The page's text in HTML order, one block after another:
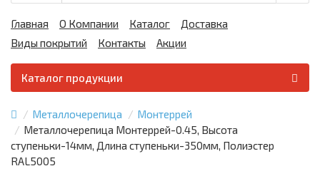
Главная О Компании Каталог
Доставка
Виды покрытий
Контакты Акции
Каталог продукции
Металлочерепица
Монтеррей
Металлочерепица Монтеррей-0.45, Высота
ступеньки-14мм, Длина ступеньки-350мм, Полиэстер
RAL5005